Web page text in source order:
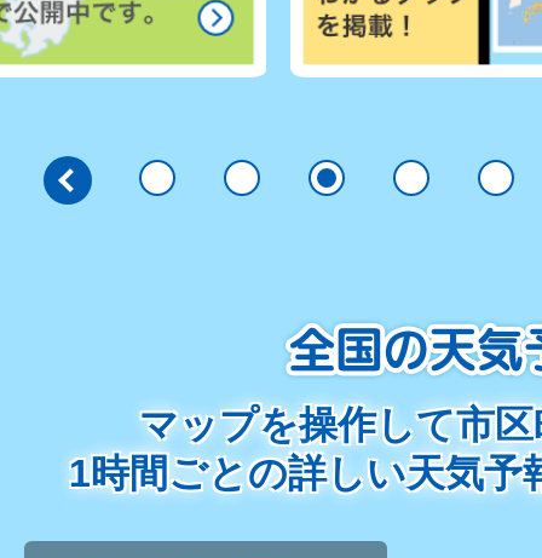
マップを操作して市
1時間ごとの詳しい天気予